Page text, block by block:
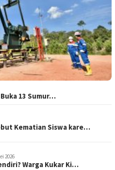
13 Sumur…
Kematian Siswa kare…
2026
Warga Kukar Ki…